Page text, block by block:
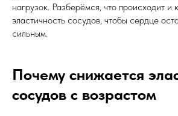
нагрузок. Разберёмся, что происходит и
эластичность сосудов, чтобы сердце
сильным.
Почему снижается
сосудов с возрастом